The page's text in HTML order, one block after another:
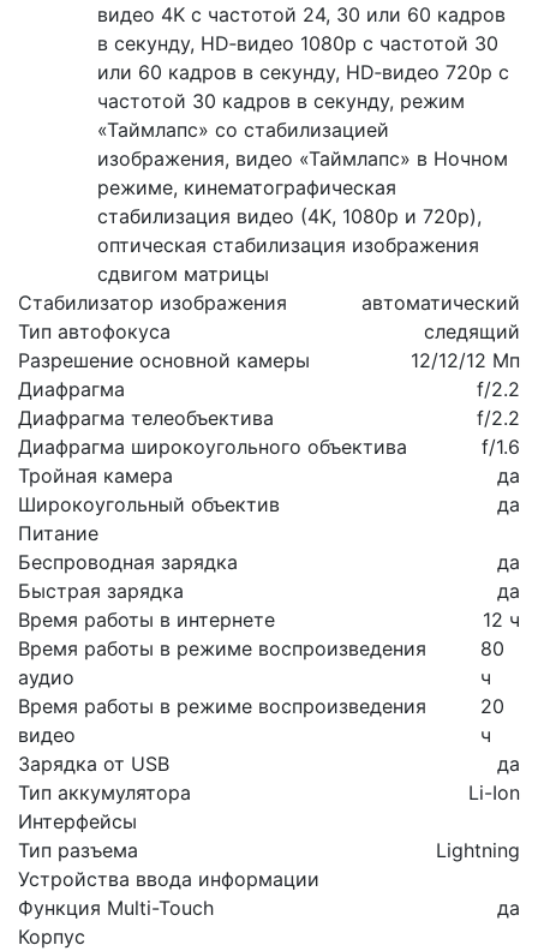
видео 4K с частотой 24, 30 или 60 кадров
в секунду, HD‑видео 1080p с частотой 30
или 60 кадров в секунду, HD‑видео 720p с
частотой 30 кадров в секунду, режим
«Таймлапс» со стабилизацией
изображения, видео «Таймлапс» в Ночном
режиме, кинематографическая
стабилизация видео (4K, 1080p и 720p),
оптическая стабилизация изображения
сдвигом матрицы
Стабилизатор изображения
автоматический
Тип автофокуса
следящий
Разрешение основной камеры
12/12/12 Мп
Диафрагма
f/2.2
Диафрагма телеобъектива
f/2.2
Диафрагма широкоугольного объектива
f/1.6
Тройная камера
да
Широкоугольный объектив
да
Питание
Беспроводная зарядка
да
Быстрая зарядка
да
Время работы в интернете
12 ч
Время работы в режиме воспроизведения
аудио
80
ч
Время работы в режиме воспроизведения
видео
20
ч
Зарядка от USB
да
Тип аккумулятора
Li-Ion
Интерфейсы
Тип разъема
Lightning
Устройства ввода информации
Функция Multi-Touch
да
Корпус